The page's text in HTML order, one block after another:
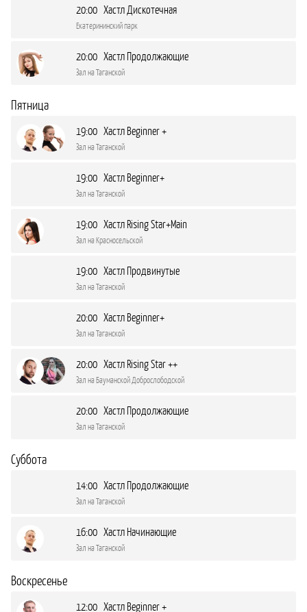
20:00 Хастл Дискотечная
Екатерининский парк
20:00 Хастл Продолжающие
Зал на Таганской
Пятница
19:00 Хастл Beginner +
Зал на Таганской
19:00 Хастл Beginner+
Зал на Таганской
19:00 Хастл Rising Star+Main
Зал на Красносельской
19:00 Хастл Продвинутые
Зал на Таганской
20:00 Хастл Beginner+
Зал на Таганской
20:00 Хастл Rising Star ++
Зал на Бауманской Доброслободской
20:00 Хастл Продолжающие
Зал на Таганской
Суббота
14:00 Хастл Продолжающие
Зал на Таганской
16:00 Хастл Начинающие
Зал на Таганской
Воскресенье
12:00 Хастл Beginner +